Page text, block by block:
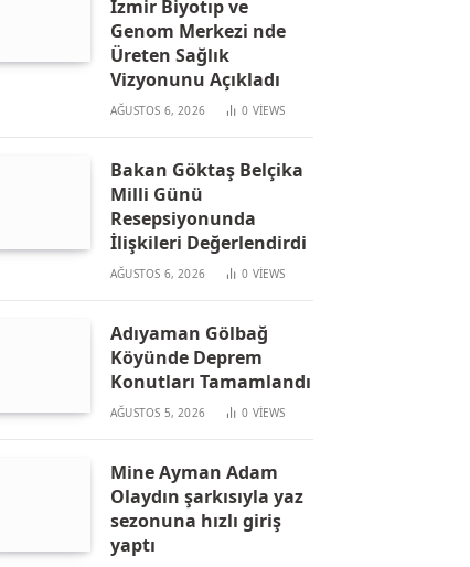
İzmir Biyotıp ve
Genom Merkezi nde
Üreten Sağlık
Vizyonunu Açıkladı
AĞUSTOS 6, 2026 0 VIEWS
Bakan Göktaş Belçika
Milli Günü
Resepsiyonunda
İlişkileri Değerlendirdi
AĞUSTOS 6, 2026 0 VIEWS
Adıyaman Gölbağ
Köyünde Deprem
Konutları Tamamlandı
AĞUSTOS 5, 2026 0 VIEWS
Mine Ayman Adam
Olaydın şarkısıyla yaz
sezonuna hızlı giriş
yaptı